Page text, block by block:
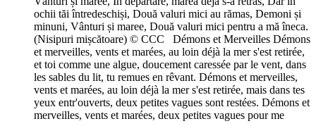
ochii tăi întredeschiși, Două valuri mici au rămas, Demoni și
minuni, Vânturi și maree, Două valuri mici pentru a mă îneca.
(Nisipuri mișcătoare) © CCC Démons et Merveilles Démons
et merveilles, vents et marées, au loin déjà la mer s'est retirée,
et toi comme une algue, doucement caressée par le vent, dans
les sables du lit, tu remues en rêvant. Démons et merveilles,
vents et marées, au loin déjà la mer s'est retirée, mais dans tes
yeux entr'ouverts, deux petites vagues sont restées. Démons et
merveilles, vents et marées, deux petites vagues pour me